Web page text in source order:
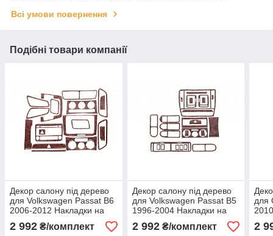
Всі умови повернення
Подібні товари компанії
Декор салону під дерево
для Volkswagen Passat B6
2006-2012 Накладки на
панель Фольксваген
Пасат Б6 основний
2 992 ₴/комплект
Декор салону під дерево
для Volkswagen Passat B5
1996-2004 Накладки на
панель Фольксваген
Пассат Б5
2 992₴/комплект
для
2